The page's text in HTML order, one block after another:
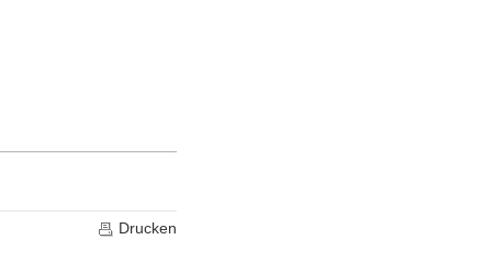
Drucken